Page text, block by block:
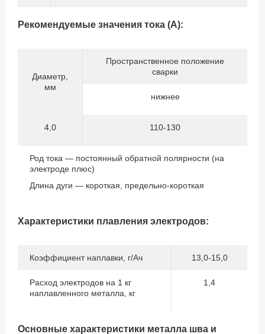
Рекомендуемые значения тока (А):
Диаметр,
мм
Пространственное положение
сварки
нижнее
4,0 110-130
Род тока — постоянный обратной полярности (на
электроде плюс)
Длина дуги — короткая, предельно-короткая
Характеристики плавления электродов:
Коэффициент наплавки, г/Ач 13,0-15,0
Расход электродов на 1 кг
наплавленного металла, кг
1,4
Основные характеристики металла шва и